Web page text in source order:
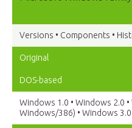
Versions • Components •
Original
DOS-based
Windows 1.0 • Windows 2.0
Windows/386) • Windows 3.0